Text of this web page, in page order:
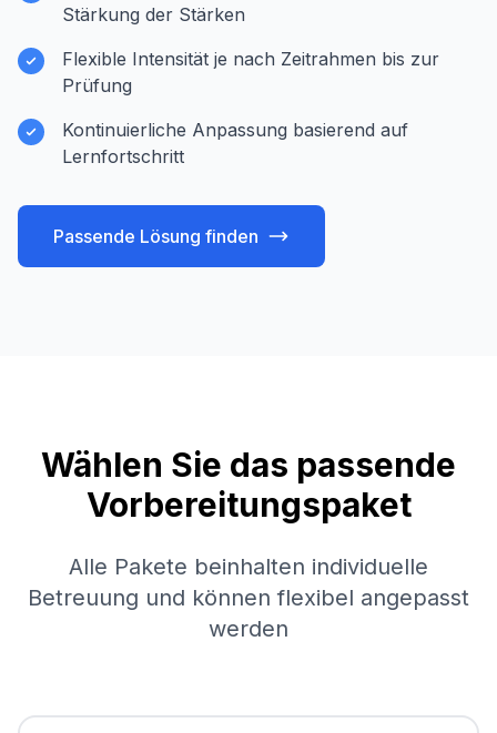
Stärkung der Stärken
Flexible Intensität je nach Zeitrahmen bis zur
Prüfung
Kontinuierliche Anpassung basierend auf
Lernfortschritt
Passende Lösung finden
Wählen Sie das passende
Vorbereitungspaket
Alle Pakete beinhalten individuelle
Betreuung und können flexibel angepasst
werden